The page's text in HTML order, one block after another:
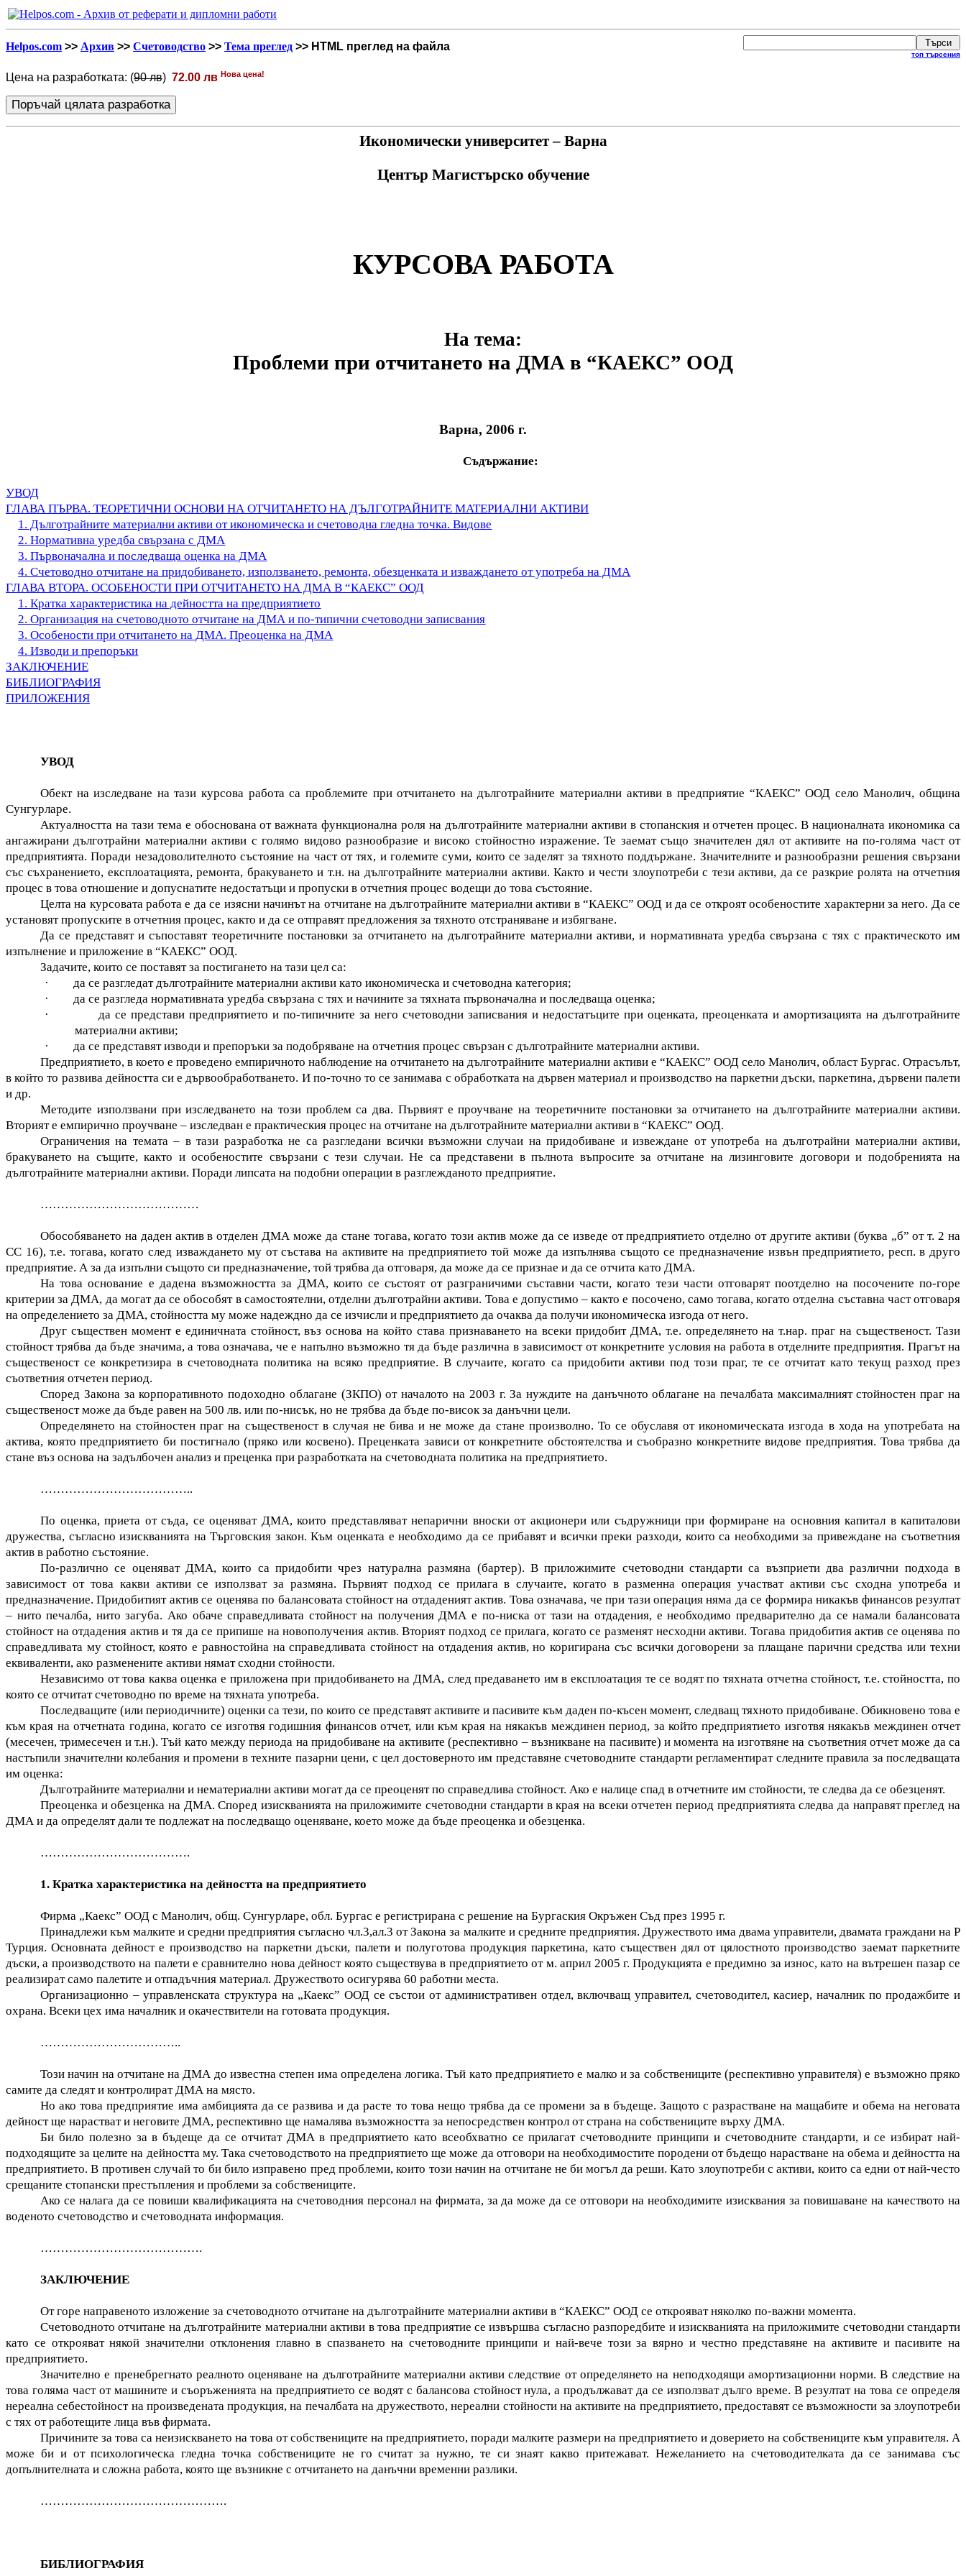
Helpos.com >> Архив >> Счетоводство >> Тема преглед >> HTML преглед на файла
топ търсения
Цена на разработката: (90 лв) 72.00 лв Нова цена!
Икономически университет – Варна
Център Магистърско обучение
КУРСОВА РАБОТА
На тема:
Проблеми при отчитането на ДМА в “КАЕКС” ООД
Варна, 2006 г.
Съдържание:
УВОД
ГЛАВА ПЪРВА. ТЕОРЕТИЧНИ ОСНОВИ НА ОТЧИТАНЕТО НА ДЪЛГОТРАЙНИТЕ МАТЕРИАЛНИ АКТИВИ
1. Дълготрайните материални активи от икономическа и счетоводна гледна точка. Видове
2. Нормативна уредба свързана с ДМА
3. Първоначална и последваща оценка на ДМА
4. Счетоводно отчитане на придобиването, използването, ремонта, обезценката и изваждането от употреба на ДМА
ГЛАВА ВТОРА. ОСОБЕНОСТИ ПРИ ОТЧИТАНЕТО НА ДМА В “КАЕКС” ООД
1. Кратка характеристика на дейността на предприятието
2. Организация на счетоводното отчитане на ДМА и по-типични счетоводни записвания
3. Особености при отчитането на ДМА. Преоценка на ДМА
4. Изводи и препоръки
ЗАКЛЮЧЕНИЕ
БИБЛИОГРАФИЯ
ПРИЛОЖЕНИЯ
УВОД
Обект на изследване на тази курсова работа са проблемите при отчитането на дълготрайните материални активи в предприятие “КАЕКС” ООД село Манолич, община
Сунгурларе.
Актуалността на тази тема е обоснована от важната функционална роля на дълготрайните материални активи в стопанския и отчетен процес. В националната икономика са
ангажирани дълготрайни материални активи с голямо видово разнообразие и високо стойностно изражение. Те заемат също значителен дял от активите на по-голяма част от
предприятията. Поради незадоволителното състояние на част от тях, и големите суми, които се заделят за тяхното поддържане. Значителните и разнообразни решения свързани
със съхранението, експлоатацията, ремонта, бракуването и т.н. на дълготрайните материални активи. Както и чести злоупотреби с тези активи, да се разкрие ролята на отчетния
процес в това отношение и допуснатите недостатъци и пропуски в отчетния процес водещи до това състояние.
Целта на курсовата работа е да се изясни начинът на отчитане на дълготрайните материални активи в “КАЕКС” ООД и да се откроят особеностите характерни за него. Да се
установят пропуските в отчетния процес, както и да се отправят предложения за тяхното отстраняване и избягване.
Да се представят и съпоставят теоретичните постановки за отчитането на дълготрайните материални активи, и нормативната уредба свързана с тях с практическото им
изпълнение и приложение в “КАЕКС” ООД.
Задачите, които се поставят за постигането на тази цел са:
·
да се разгледат дълготрайните материални активи като икономическа и счетоводна категория;
·
да се разгледа нормативната уредба свързана с тях и начините за тяхната първоначална и последваща оценка;
·
да се представи предприятието и по-типичните за него счетоводни записвания и недостатъците при оценката, преоценката и амортизацията на дълготрайните
материални активи;
·
да се представят изводи и препоръки за подобряване на отчетния процес свързан с дълготрайните материални активи.
Предприятието, в което е проведено емпиричното наблюдение на отчитането на дълготрайните материални активи е “КАЕКС” ООД село Манолич, област Бургас. Отрасълът,
в който то развива дейността си е дървообработването. И по-точно то се занимава с обработката на дървен материал и производство на паркетни дъски, паркетина, дървени палети
и др.
Методите използвани при изследването на този проблем са два. Първият е проучване на теоретичните постановки за отчитането на дълготрайните материални активи.
Вторият е емпирично проучване – изследван е практическия процес на отчитане на дълготрайните материални активи в “КАЕКС” ООД.
Ограничения на темата – в тази разработка не са разгледани всички възможни случаи на придобиване и извеждане от употреба на дълготрайни материални активи,
бракуването на същите, както и особеностите свързани с тези случаи. Не са представени в пълнота въпросите за отчитане на лизинговите договори и подобренията на
дълготрайните материални активи. Поради липсата на подобни операции в разглежданото предприятие.
…………………………………
Обособяването на даден актив в отделен ДМА може да стане тогава, когато този актив може да се изведе от предприятието отделно от другите активи (буква „б” от т. 2 на
СС 16), т.е. тогава, когато след изваждането му от състава на активите на предприятието той може да изпълнява същото се предназначение извън предприятието, респ. в друго
предприятие. А за да изпълни същото си предназначение, той трябва да отговаря, да може да се признае и да се отчита като ДМА.
На това основание е дадена възможността за ДМА, които се състоят от разграничими съставни части, когато тези части отговарят поотделно на посочените по-горе
критерии за ДМА, да могат да се обособят в самостоятелни, отделни дълготрайни активи. Това е допустимо – както е посочено, само тогава, когато отделна съставна част отговаря
на определението за ДМА, стойността му може надеждно да се изчисли и предприятието да очаква да получи икономическа изгода от него.
Друг съществен момент е единичната стойност, въз основа на който става признаването на всеки придобит ДМА, т.е. определянето на т.нар. праг на същественост. Тази
стойност трябва да бъде значима, а това означава, че е напълно възможно тя да бъде различна в зависимост от конкретните условия на работа в отделните предприятия. Прагът на
същественост се конкретизира в счетоводната политика на всяко предприятие. В случаите, когато са придобити активи под този праг, те се отчитат като текущ разход през
съответния отчетен период.
Според Закона за корпоративното подоходно облагане (ЗКПО) от началото на 2003 г. За нуждите на данъчното облагане на печалбата максималният стойностен праг на
същественост може да бъде равен на 500 лв. или по-нисък, но не трябва да бъде по-висок за данъчни цели.
Определянето на стойностен праг на същественост в случая не бива и не може да стане произволно. То се обуславя от икономическата изгода в хода на употребата на
актива, която предприятието би постигнало (пряко или косвено). Преценката зависи от конкретните обстоятелства и съобразно конкретните видове предприятия. Това трябва да
стане въз основа на задълбочен анализ и преценка при разработката на счетоводната политика на предприятието.
………………………………..
По оценка, приета от съда, се оценяват ДМА, които представляват непарични вноски от акционери или съдружници при формиране на основния капитал в капиталови
дружества, съгласно изискванията на Търговския закон. Към оценката е необходимо да се прибавят и всички преки разходи, които са необходими за привеждане на съответния
актив в работно състояние.
По-различно се оценяват ДМА, които са придобити чрез натурална размяна (бартер). В приложимите счетоводни стандарти са възприети два различни подхода в
зависимост от това какви активи се използват за размяна. Първият подход се прилага в случаите, когато в разменна операция участват активи със сходна употреба и
предназначение. Придобитият актив се оценява по балансовата стойност на отдаденият актив. Това означава, че при тази операция няма да се формира никакъв финансов резултат
– нито печалба, нито загуба. Ако обаче справедливата стойност на получения ДМА е по-ниска от тази на отдадения, е необходимо предварително да се намали балансовата
стойност на отдадения актив и тя да се припише на новополучения актив. Вторият подход се прилага, когато се разменят несходни активи. Тогава придобития актив се оценява по
справедливата му стойност, която е равностойна на справедливата стойност на отдадения актив, но коригирана със всички договорени за плащане парични средства или техни
еквиваленти, ако разменените активи нямат сходни стойности.
Независимо от това каква оценка е приложена при придобиването на ДМА, след предаването им в експлоатация те се водят по тяхната отчетна стойност, т.е. стойността, по
която се отчитат счетоводно по време на тяхната употреба.
Последващите (или периодичните) оценки са тези, по които се представят активите и пасивите към даден по-късен момент, следващ тяхното придобиване. Обикновено това е
към края на отчетната година, когато се изготвя годишния финансов отчет, или към края на някакъв междинен период, за който предприятието изготвя някакъв междинен отчет
(месечен, тримесечен и т.н.). Тъй като между периода на придобиване на активите (респективно – възникване на пасивите) и момента на изготвяне на съответния отчет може да са
настъпили значителни колебания и промени в техните пазарни цени, с цел достоверното им представяне счетоводните стандарти регламентират следните правила за последващата
им оценка:
Дълготрайните материални и нематериални активи могат да се преоценят по справедлива стойност. Ако е налице спад в отчетните им стойности, те следва да се обезценят.
Преоценка и обезценка на ДМА. Според изискванията на приложимите счетоводни стандарти в края на всеки отчетен период предприятията следва да направят преглед на
ДМА и да определят дали те подлежат на последващо оценяване, което може да бъде преоценка и обезценка.
……………………………….
1. Кратка характеристика на дейността на предприятието
Фирма „Каекс” ООД с Манолич, общ. Сунгурларе, обл. Бургас е регистрирана с решение на Бургаския Окръжен Съд през 1995 г.
Принадлежи към малките и средни предприятия съгласно чл.3,ал.3 от Закона за малките и средните предприятия. Дружеството има двама управители, двамата граждани на Р
Турция. Основната дейност е производство на паркетни дъски, палети и полуготова продукция паркетина, като съществен дял от цялостното производство заемат паркетните
дъски, а производството на палети е сравнително нова дейност която съществува в предприятието от м. април 2005 г. Продукцията е предимно за износ, като на вътрешен пазар се
реализират само палетите и отпадъчния материал. Дружеството осигурява 60 работни места.
Организационно – управленската структура на „Каекс” ООД се състои от административен отдел, включващ управител, счетоводител, касиер, началник по продажбите и
охрана. Всеки цех има началник и окачествители на готовата продукция.
……………………………..
Този начин на отчитане на ДМА до известна степен има определена логика. Тъй като предприятието е малко и за собствениците (респективно управителя) е възможно пряко
самите да следят и контролират ДМА на място.
Но ако това предприятие има амбицията да се развива и да расте то това нещо трябва да се промени за в бъдеще. Защото с разрастване на мащабите и обема на неговата
дейност ще нарастват и неговите ДМА, респективно ще намалява възможността за непосредствен контрол от страна на собствениците върху ДМА.
Би било полезно за в бъдеще да се отчитат ДМА в предприятието като всеобхватно се прилагат счетоводните принципи и счетоводните стандарти, и се избират най-
подходящите за целите на дейността му. Така счетоводството на предприятието ще може да отговори на необходимостите породени от бъдещо нарастване на обема и дейността на
предприятието. В противен случай то би било изправено пред проблеми, които този начин на отчитане не би могъл да реши. Като злоупотреби с активи, които са едни от най-често
срещаните стопански престъпления и проблеми за собствениците.
Ако се налага да се повиши квалификацията на счетоводния персонал на фирмата, за да може да се отговори на необходимите изисквания за повишаване на качеството на
воденото счетоводство и счетоводната информация.
………………………………….
ЗАКЛЮЧЕНИЕ
От горе направеното изложение за счетоводното отчитане на дълготрайните материални активи в “КАЕКС” ООД се открояват няколко по-важни момента.
Счетоводното отчитане на дълготрайните материални активи в това предприятие се извършва съгласно разпоредбите и изискванията на приложимите счетоводни стандарти
като се открояват някой значителни отклонения главно в спазването на счетоводните принципи и най-вече този за вярно и честно представяне на активите и пасивите на
предприятието.
Значително е пренебрегнато реалното оценяване на дълготрайните материални активи следствие от определянето на неподходящи амортизационни норми. В следствие на
това голяма част от машините и съоръженията на предприятието се водят с балансова стойност нула, а продължават да се използват дълго време. В резултат на това се определя
нереална себестойност на произведената продукция, на печалбата на дружеството, нереални стойности на активите на предприятието, предоставят се възможности за злоупотреби
с тях от работещите лица във фирмата.
Причините за това са неизискването на това от собствениците на предприятието, поради малките размери на предприятието и доверието на собствениците към управителя. А
може би и от психологическа гледна точка собствениците не го считат за нужно, те си знаят какво притежават. Нежеланието на счетоводителката да се занимава със
допълнителната и сложна работа, която ще възникне с отчитането на данъчни временни разлики.
……………………………………….
БИБЛИОГРАФИЯ